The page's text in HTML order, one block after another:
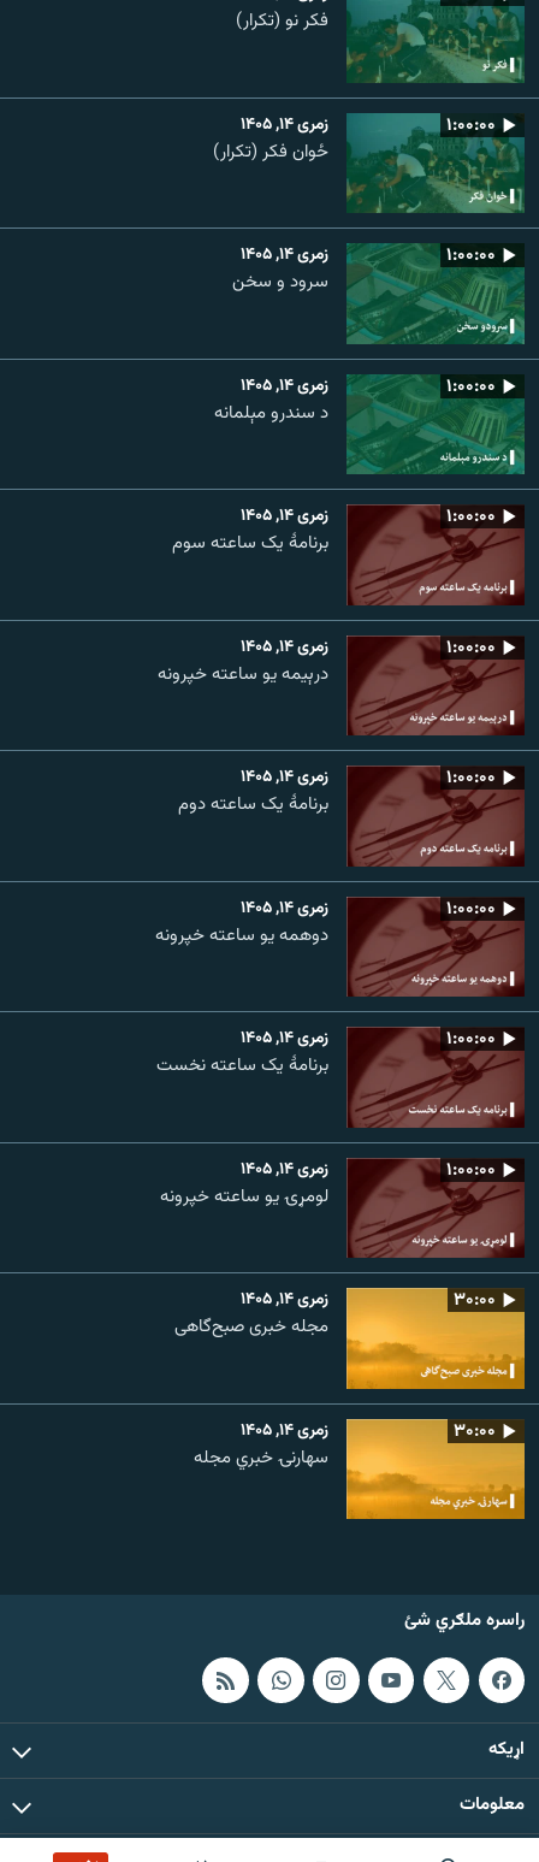
فکر نو (تکرار)
۱:۰۰:۰۰ زمری ۱۴, ۱۴۰۵
ځوان فکر (تکرار)
۱:۰۰:۰۰ زمری ۱۴, ۱۴۰۵
سرود و سخن
۱:۰۰:۰۰ زمری ۱۴, ۱۴۰۵
د سندرو مېلمانه
۱:۰۰:۰۰ زمری ۱۴, ۱۴۰۵
برنامۀ یک ساعته سوم
۱:۰۰:۰۰ زمری ۱۴, ۱۴۰۵
درېیمه یو ساعته خپرونه
۱:۰۰:۰۰ زمری ۱۴, ۱۴۰۵
برنامۀ یک ساعته دوم
۱:۰۰:۰۰ زمری ۱۴, ۱۴۰۵
دوهمه یو ساعته خپرونه
۱:۰۰:۰۰ زمری ۱۴, ۱۴۰۵
برنامۀ یک ساعته نخست
۱:۰۰:۰۰ زمری ۱۴, ۱۴۰۵
لومړۍ یو ساعته خپرونه
۳۰:۰۰ زمری ۱۴, ۱۴۰۵
مجله خبری صبح‌گاهی
۳۰:۰۰ زمری ۱۴, ۱۴۰۵
سهارنۍ خبري مجله
راسره ملګري شئ
اړيکه
معلومات